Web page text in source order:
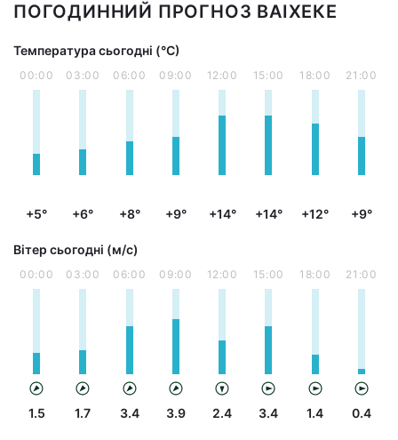
ПОГОДИННИЙ ПРОГНОЗ ВАІХЕКЕ
Температура сьогодні (°С)
00:00
+5°
03:00
+6°
06:00
+8°
09:00
+9°
12:00
+14°
15:00
+14°
18:00
+12°
21:00
+9°
Вітер сьогодні (м/с)
00:00
1.5
03:00
1.7
06:00
3.4
09:00
3.9
12:00
2.4
15:00
3.4
18:00
1.4
21:00
0.4